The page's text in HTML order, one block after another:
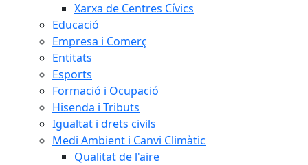
Xarxa de Centres Cívics
Educació
Empresa i Comerç
Entitats
Esports
Formació i Ocupació
Hisenda i Tributs
Igualtat i drets civils
Medi Ambient i Canvi Climàtic
Qualitat de l'aire